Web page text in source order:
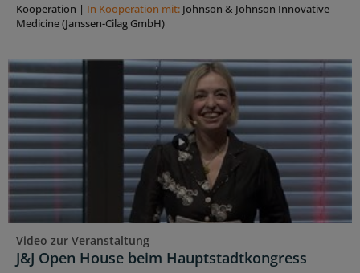
Kooperation | In Kooperation mit: Johnson & Johnson Innovative
Medicine (Janssen-Cilag GmbH)
Video zur Veranstaltung
J&J Open House beim Hauptstadtkongress